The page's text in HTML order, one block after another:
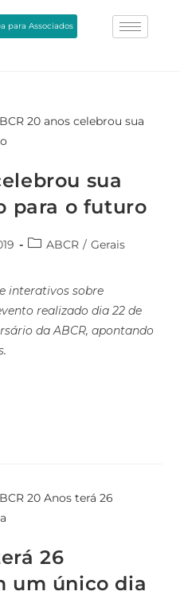
para Associados
sua
para o futuro
ABCR / Gerais
interativos sobre
realizado dia 22 de
da ABCR, apontando
26
um único dia